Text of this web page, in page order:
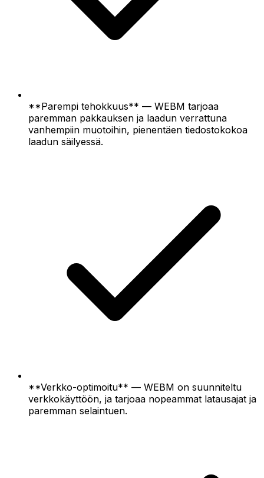
**Parempi tehokkuus** — WEBM tarjoaa
paremman pakkauksen ja laadun verrattuna
vanhempiin muotoihin, pienentäen tiedostokokoa
laadun säilyessä.
**Verkko-optimoitu** — WEBM on suunniteltu
verkkokäyttöön, ja tarjoaa nopeammat latausajat ja
paremman selaintuen.